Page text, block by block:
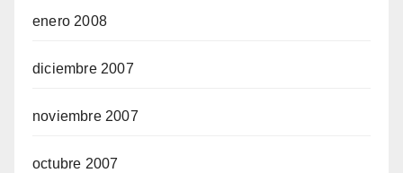
enero 2008
diciembre 2007
noviembre 2007
octubre 2007